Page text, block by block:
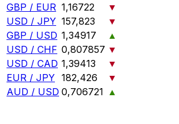
GBP / EUR 1,16722
▼
USD / JPY 157,823
▼
GBP / USD 1,34917
▲
USD / CHF 0,807857 ▼
USD / CAD 1,39413
▼
EUR / JPY 182,426
▼
AUD / USD 0,706721 ▲